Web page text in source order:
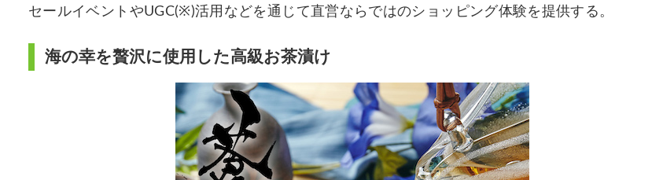
セールイベントやUGC(※)活用などを通じて直営ならではのショッピング体験を提供する。
海の幸を贅沢に使用した高級お茶漬け